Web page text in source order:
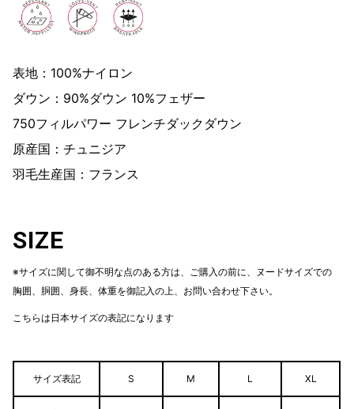
表地：100%ナイロン
ダウン：90%ダウン 10%フェザー
750フィルパワー フレンチダックダウン
原産国：チュニジア
羽毛生産国：フランス
SIZE
※サイズに関して御不明な点のある方は、ご購入の前に、ヌードサイズでの
胸囲、胴囲、身長、体重を御記入の上、お問い合わせ下さい。
こちらは日本サイズの表記になります
サイズ表記 S M L XL